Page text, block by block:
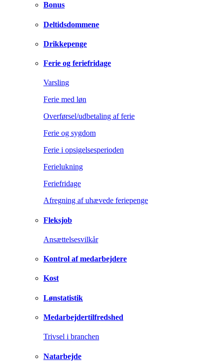
Bonus
Deltidsdommene
Drikkepenge
Ferie og feriefridage
Varsling
Ferie med løn
Overførsel/udbetaling af ferie
Ferie og sygdom
Ferie i opsigelsesperioden
Ferielukning
Feriefridage
Afregning af uhævede feriepenge
Fleksjob
Ansættelsesvilkår
Kontrol af medarbejdere
Kost
Lønstatistik
Medarbejdertilfredshed
Trivsel i branchen
Natarbejde